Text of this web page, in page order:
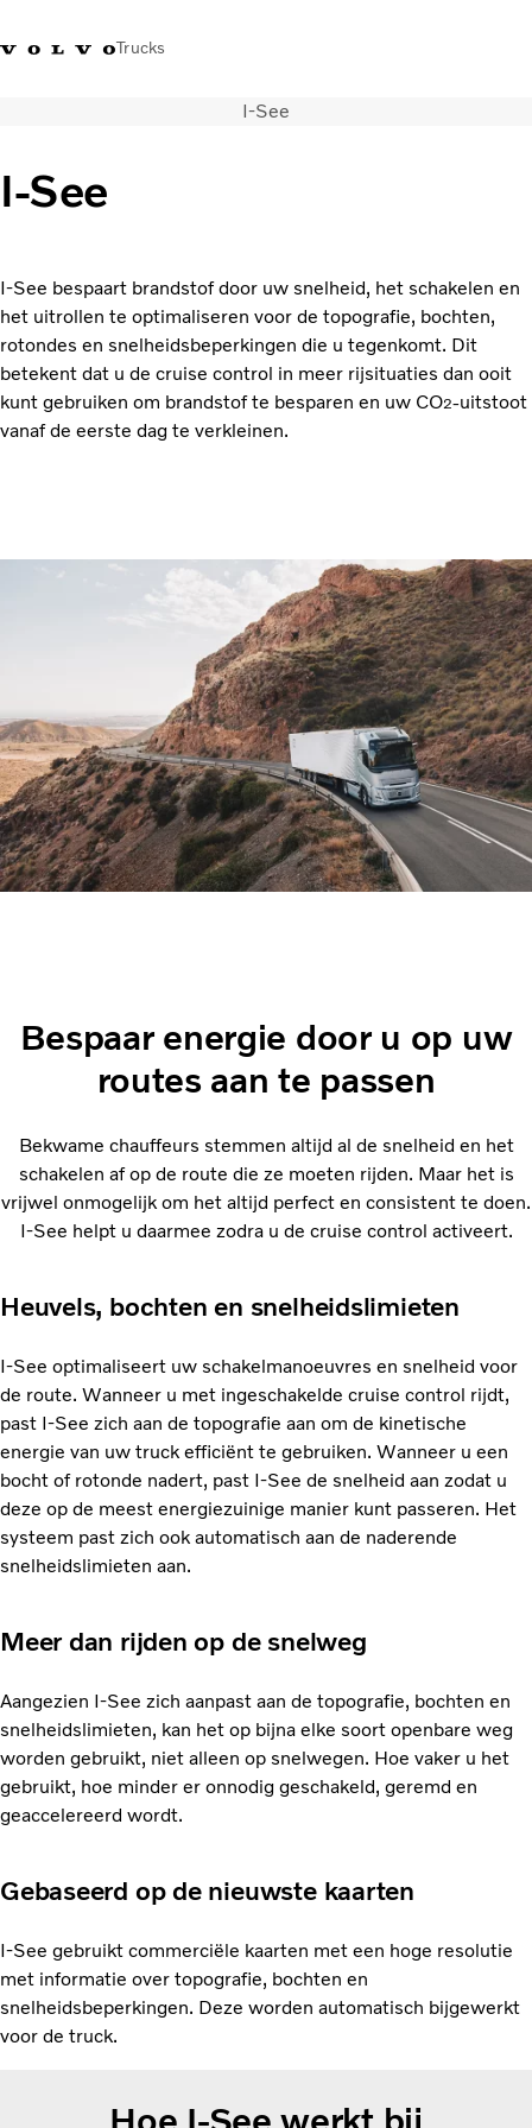
Trucks
Merchandise Inloggen
Transportoplossingen
Truck Builder
Services
Dealer locator
Nieuws
Over ons
I-See
I-See
I-See bespaart brandstof door uw snelheid, het schakelen en
het uitrollen te optimaliseren voor de topografie, bochten,
rotondes en snelheidsbeperkingen die u tegenkomt. Dit
betekent dat u de cruise control in meer rijsituaties dan ooit
kunt gebruiken om brandstof te besparen en uw CO2-uitstoot
vanaf de eerste dag te verkleinen.
Bespaar energie door u op uw
routes aan te passen
Bekwame chauffeurs stemmen altijd al de snelheid en het
schakelen af op de route die ze moeten rijden. Maar het is
vrijwel onmogelijk om het altijd perfect en consistent te doen.
I-See helpt u daarmee zodra u de cruise control activeert.
Heuvels, bochten en snelheidslimieten
I-See optimaliseert uw schakelmanoeuvres en snelheid voor
de route. Wanneer u met ingeschakelde cruise control rijdt,
past I-See zich aan de topografie aan om de kinetische
energie van uw truck efficiënt te gebruiken. Wanneer u een
bocht of rotonde nadert, past I-See de snelheid aan zodat u
deze op de meest energiezuinige manier kunt passeren. Het
systeem past zich ook automatisch aan de naderende
snelheidslimieten aan.
Meer dan rijden op de snelweg
Aangezien I-See zich aanpast aan de topografie, bochten en
snelheidslimieten, kan het op bijna elke soort openbare weg
worden gebruikt, niet alleen op snelwegen. Hoe vaker u het
gebruikt, hoe minder er onnodig geschakeld, geremd en
geaccelereerd wordt.
Gebaseerd op de nieuwste kaarten
I-See gebruikt commerciële kaarten met een hoge resolutie
met informatie over topografie, bochten en
snelheidsbeperkingen. Deze worden automatisch bijgewerkt
voor de truck.